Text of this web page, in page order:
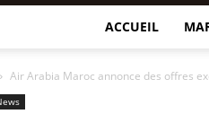
ACCUEIL
Air Arabia Maroc annonce des offres